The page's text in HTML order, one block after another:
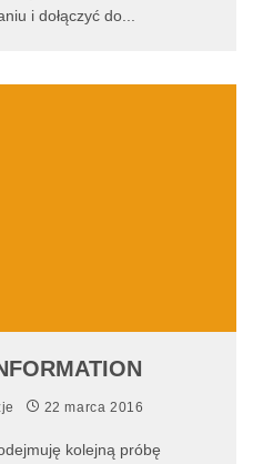
i dołączyć do
22 marca 2016
kolejną próbę